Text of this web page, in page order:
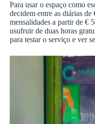
Para usar o espaço como
decidem entre as diárias
mensalidades a partir de €
usufruir de duas horas
para testar o serviço e ver